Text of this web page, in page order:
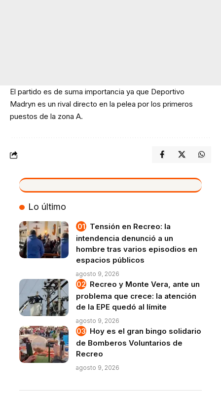
El partido es de suma importancia ya que Deportivo
Madryn es un rival directo en la pelea por los primeros
puestos de la zona A.
VIVO
Lo último
Tensión en Recreo: la
intendencia denunció a un
hombre tras varios episodios en
espacios públicos
agosto 9, 2026
Recreo y Monte Vera, ante un
problema que crece: la atención
de la EPE quedó al límite
agosto 9, 2026
Hoy es el gran bingo solidario
de Bomberos Voluntarios de
Recreo
agosto 9, 2026